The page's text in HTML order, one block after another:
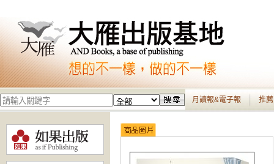
月讀報&電子報 推